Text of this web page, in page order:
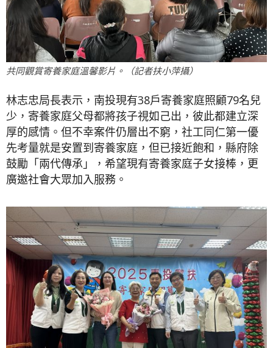
共同觀賞寄養家庭溫馨影片。（記者扶小萍攝）
林志忠局長表示，南投現有38戶寄養家庭照顧79名兒
少，寄養家庭父母都將孩子視如己出，彼此都建立深
厚的感情。但不幸案件仍層出不窮，社工同仁第一優
先考量就是安置到寄養家庭，但已接近飽和，縣府除
鼓勵「兩代傳承」，希望現有寄養家庭子女接棒，更
廣邀社會大眾加入服務。